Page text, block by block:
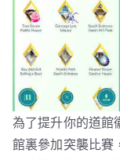
為了提升你的道館
館裏參加突襲比賽